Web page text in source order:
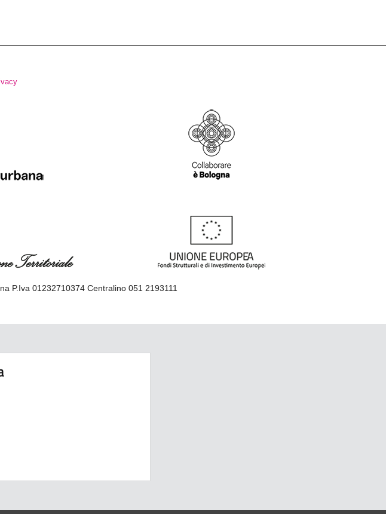
P.Iva 01232710374 Centralino 051 2193111